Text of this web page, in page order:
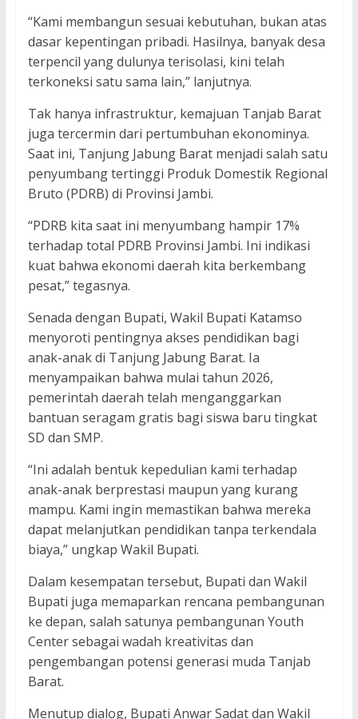
“Kami membangun sesuai kebutuhan, bukan atas
dasar kepentingan pribadi. Hasilnya, banyak desa
terpencil yang dulunya terisolasi, kini telah
terkoneksi satu sama lain,” lanjutnya.
Tak hanya infrastruktur, kemajuan Tanjab Barat
juga tercermin dari pertumbuhan ekonominya.
Saat ini, Tanjung Jabung Barat menjadi salah satu
penyumbang tertinggi Produk Domestik Regional
Bruto (PDRB) di Provinsi Jambi.
“PDRB kita saat ini menyumbang hampir 17%
terhadap total PDRB Provinsi Jambi. Ini indikasi
kuat bahwa ekonomi daerah kita berkembang
pesat,” tegasnya.
Senada dengan Bupati, Wakil Bupati Katamso
menyoroti pentingnya akses pendidikan bagi
anak-anak di Tanjung Jabung Barat. Ia
menyampaikan bahwa mulai tahun 2026,
pemerintah daerah telah menganggarkan
bantuan seragam gratis bagi siswa baru tingkat
SD dan SMP.
“Ini adalah bentuk kepedulian kami terhadap
anak-anak berprestasi maupun yang kurang
mampu. Kami ingin memastikan bahwa mereka
dapat melanjutkan pendidikan tanpa terkendala
biaya,” ungkap Wakil Bupati.
Dalam kesempatan tersebut, Bupati dan Wakil
Bupati juga memaparkan rencana pembangunan
ke depan, salah satunya pembangunan Youth
Center sebagai wadah kreativitas dan
pengembangan potensi generasi muda Tanjab
Barat.
Menutup dialog, Bupati Anwar Sadat dan Wakil